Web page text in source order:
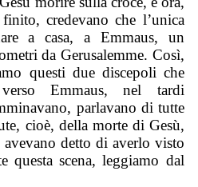
credevano che l’unica
a casa, a Emmaus, un
da Gerusalemme. Così,
questi due discepoli che
Emmaus, nel tardi
parlavano di tutte
cioè, della morte di Gesù,
detto di averlo visto
questa scena, leggiamo dal